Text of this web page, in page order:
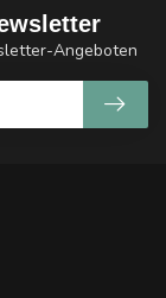
Angeboten